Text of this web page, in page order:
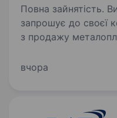
Повна зайнятість. Вимоги: Будівельна компанія
запрошує до своєї
з продажу
Корабельний район.
вчора